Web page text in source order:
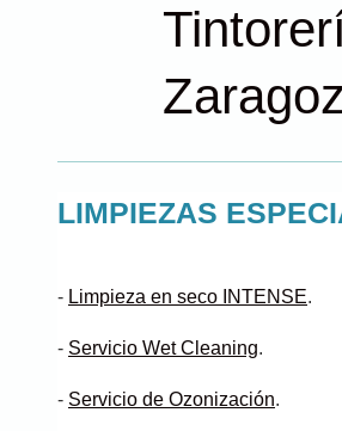
LIMPIEZAS
- Limpieza en seco INTENSE.
- Servicio Wet Cleaning.
- Servicio de Ozonización.